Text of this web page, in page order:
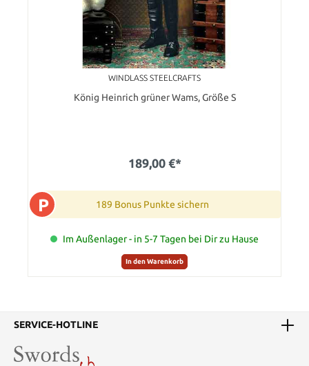
WINDLASS STEELCRAFTS
König Heinrich grüner Wams, Größe S
189,00 €*
P 189 Bonus Punkte sichern
Im Außenlager - in 5-7 Tagen bei Dir zu Hause
In den Warenkorb
SERVICE-HOTLINE